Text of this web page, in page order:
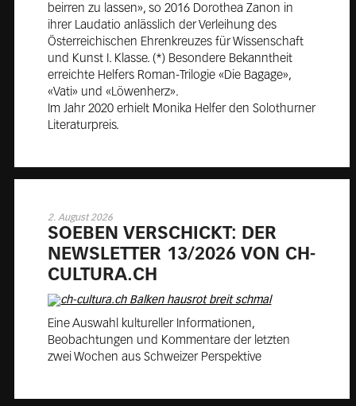
beirren zu lassen», so 2016 Dorothea Zanon in
ihrer Laudatio anlässlich der Verleihung des
Österreichischen Ehrenkreuzes für Wissenschaft
und Kunst I. Klasse. (*) Besondere Bekanntheit
erreichte Helfers Roman-Trilogie «Die Bagage»,
«Vati» und «Löwenherz».
Im Jahr 2020 erhielt Monika Helfer den Solothurner
Literaturpreis.
2. August 2026
SO­EBEN VER­SCHICKT: DER
NEWS­LET­TER 13/2026 VON CH-
CUL­TU­RA.CH
Eine Auswahl kultureller Informationen,
Beobachtungen und Kommentare der letzten
zwei Wochen aus Schweizer Perspektive